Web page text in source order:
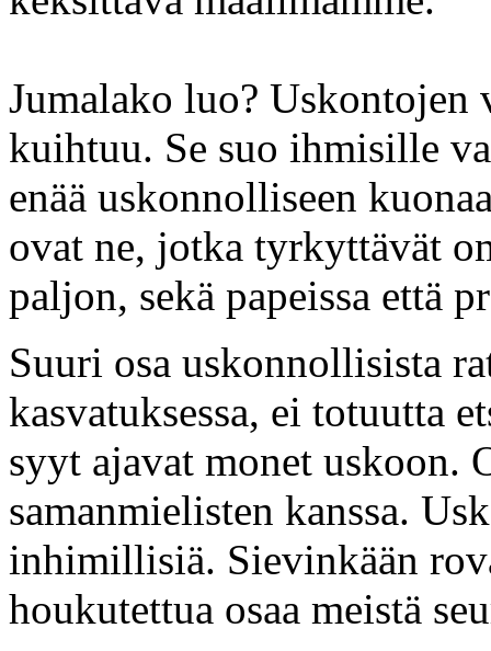
Jumalako luo? Uskontojen
kuihtuu. Se suo ihmisille
enää uskonnolliseen
ovat ne, jotka tyrkyttävät
paljon, sekä papeissa että
Suuri osa uskonnollisista
kasvatuksessa, ei totuutta
syyt ajavat monet uskoon.
samanmielisten kanssa.
inhimillisiä. Sievinkään
houkutettua osaa meistä